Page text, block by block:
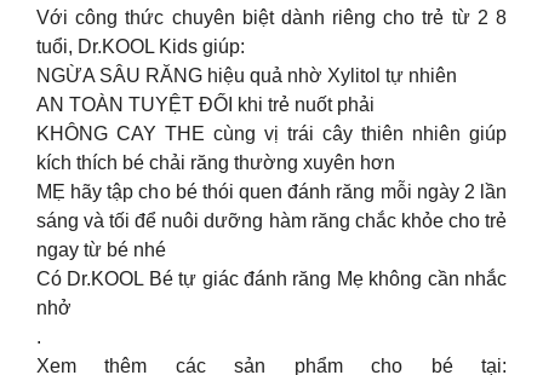
Với công thức chuyên biệt dành riêng cho trẻ từ 2 8
tuổi, Dr.KOOL Kids giúp:
NGỪA SÂU RĂNG hiệu quả nhờ Xylitol tự nhiên
AN TOÀN TUYỆT ĐỐI khi trẻ nuốt phải
KHÔNG CAY THE cùng vị trái cây thiên nhiên giúp
kích thích bé chải răng thường xuyên hơn
MẸ hãy tập cho bé thói quen đánh răng mỗi ngày 2 lần
sáng và tối để nuôi dưỡng hàm răng chắc khỏe cho trẻ
ngay từ bé nhé
Có Dr.KOOL Bé tự giác đánh răng Mẹ không cần nhắc
nhở
.
Xem thêm các sản phẩm cho bé tại: